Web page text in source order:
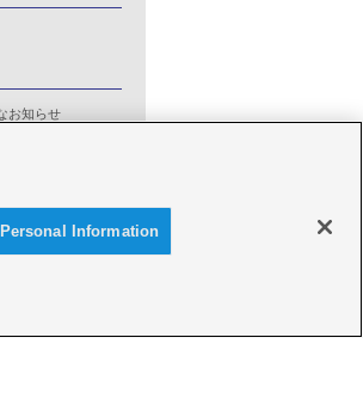
お知らせ
Information